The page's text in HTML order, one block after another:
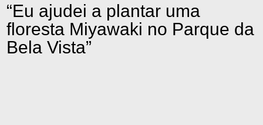
“Eu ajudei a plantar uma
floresta Miyawaki no Parque da
Bela Vista”